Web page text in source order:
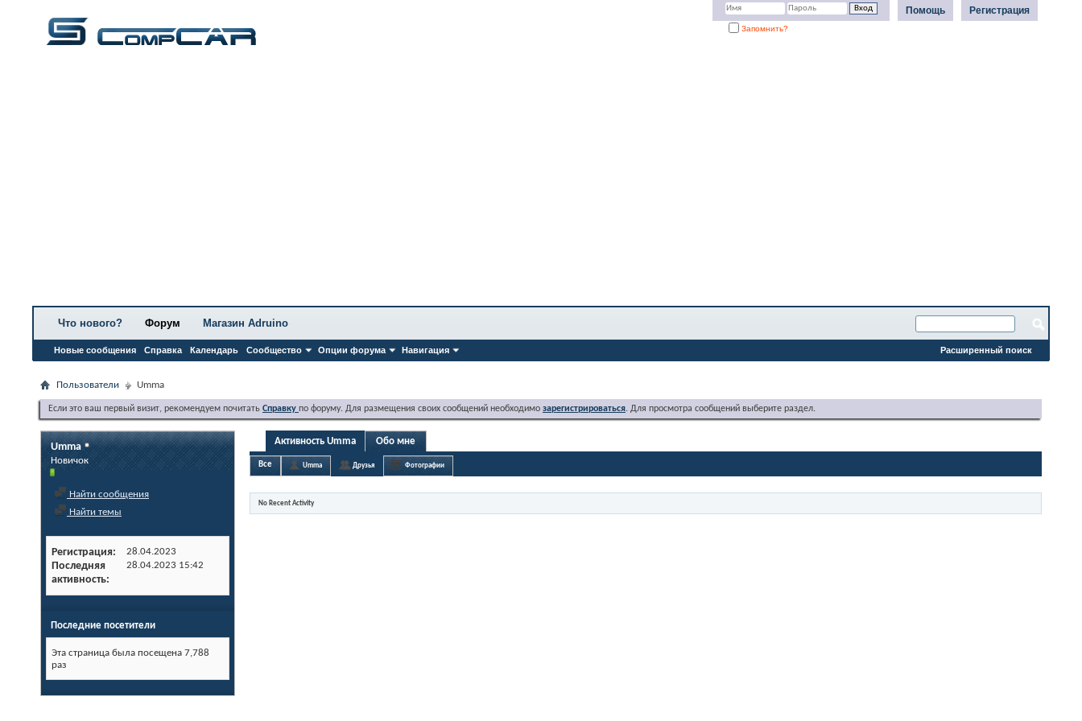
Регистрация
Помощь
Запомнить?
Что нового? Форум
Новые сообщения Справка Календарь Сообщество Опции форума Навигация
Магазин Adruino
Расширенный поиск
Пользователи Umma
Если это ваш первый визит, рекомендуем почитать Справку по форуму. Для размещения своих сообщений необходимо зарегистрироваться. Для просмотра сообщений выберите раздел.
Umma
Новичок
Найти сообщения
Найти темы
Регистрация 28.04.2023
Последняя
активность
28.04.2023 15:42
Последние посетители
Эта страница была посещена 7,788
раз
Активность Umma Обо мне
Все Umma Друзья Фотографии
No Recent Activity